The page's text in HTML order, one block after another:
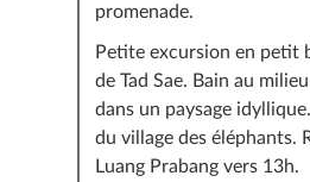
promenade.
Petite excursion en petit
de Tad Sae. Bain au
dans un paysage
du village des éléphants.
Luang Prabang vers 13h.